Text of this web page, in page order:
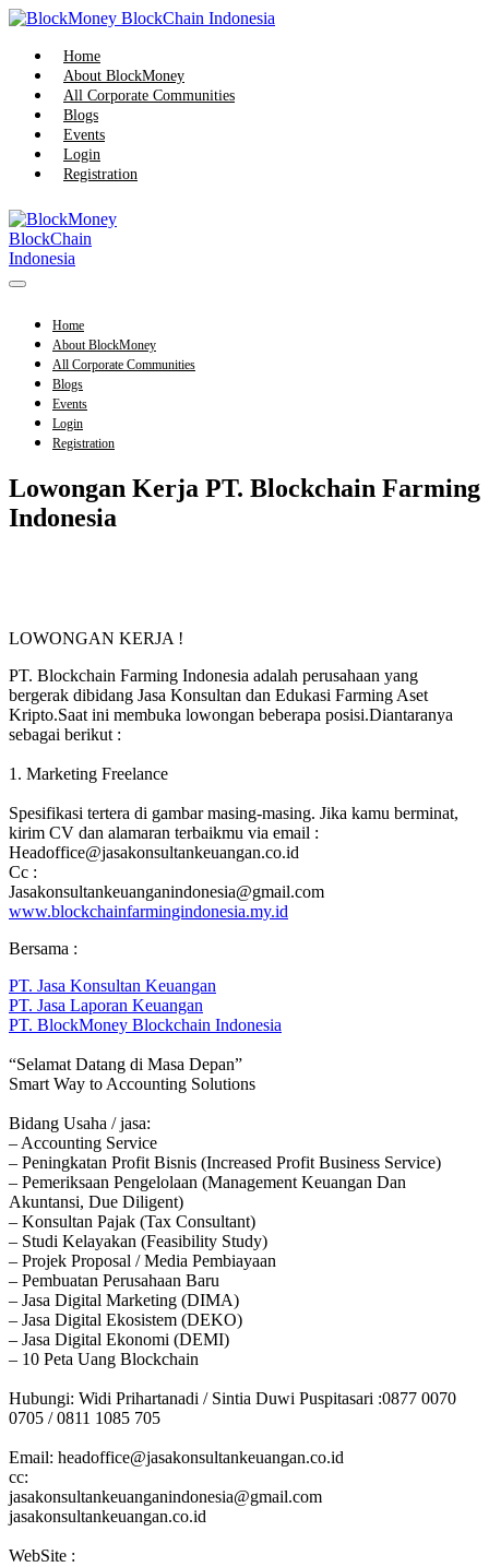
Skip
content
Home
About BlockMoney
All Corporate Communities
Blogs
Events
Login
Registration
Menu
Home
About BlockMoney
All Corporate Communities
Blogs
Events
Login
Registration
Lowongan Kerja PT. Blockchain Farming
Indonesia
LOWONGAN KERJA !
PT. Blockchain Farming Indonesia adalah perusahaan yang
bergerak dibidang Jasa Konsultan dan Edukasi Farming Aset
Kripto.Saat ini membuka lowongan beberapa posisi.Diantaranya
sebagai berikut :
1. Marketing Freelance
Spesifikasi tertera di gambar masing-masing. Jika kamu berminat,
kirim CV dan alamaran terbaikmu via email :
Headoffice@jasakonsultankeuangan.co.id
Cc :
Jasakonsultankeuanganindonesia@gmail.com
www.blockchainfarmingindonesia.my.id
Bersama :
PT. Jasa Konsultan Keuangan
PT. Jasa Laporan Keuangan
PT. BlockMoney Blockchain Indonesia
“Selamat Datang di Masa Depan”
Smart Way to Accounting Solutions
Bidang Usaha / jasa:
– Accounting Service
– Peningkatan Profit Bisnis (Increased Profit Business Service)
– Pemeriksaan Pengelolaan (Management Keuangan Dan
Akuntansi, Due Diligent)
– Konsultan Pajak (Tax Consultant)
– Studi Kelayakan (Feasibility Study)
– Projek Proposal / Media Pembiayaan
– Pembuatan Perusahaan Baru
– Jasa Digital Marketing (DIMA)
– Jasa Digital Ekosistem (DEKO)
– Jasa Digital Ekonomi (DEMI)
– 10 Peta Uang Blockchain
Hubungi: Widi Prihartanadi / Sintia Duwi Puspitasari :0877 0070
0705 / 0811 1085 705
Email: headoffice@jasakonsultankeuangan.co.id
cc:
jasakonsultankeuanganindonesia@gmail.com
jasakonsultankeuangan.co.id
WebSite :